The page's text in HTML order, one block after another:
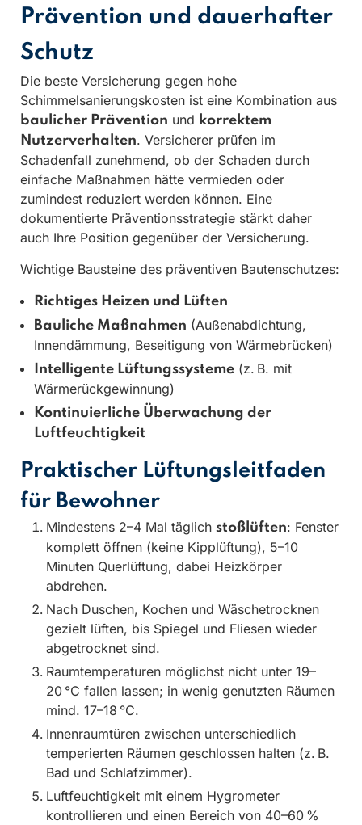
Prävention und dauerhafter
Schutz
Die beste Versicherung gegen hohe
Schimmelsanierungskosten ist eine Kombination aus
baulicher Prävention und korrektem
Nutzerverhalten. Versicherer prüfen im
Schadenfall zunehmend, ob der Schaden durch
einfache Maßnahmen hätte vermieden oder
zumindest reduziert werden können. Eine
dokumentierte Präventionsstrategie stärkt daher
auch Ihre Position gegenüber der Versicherung.
Wichtige Bausteine des präventiven Bautenschutzes:
Richtiges Heizen und Lüften
Bauliche Maßnahmen (Außenabdichtung,
Innendämmung, Beseitigung von Wärmebrücken)
Intelligente Lüftungssysteme (z. B. mit
Wärmerückgewinnung)
Kontinuierliche Überwachung der
Luftfeuchtigkeit
Praktischer Lüftungsleitfaden
für Bewohner
Mindestens 2–4 Mal täglich stoßlüften: Fenster
komplett öffnen (keine Kipplüftung), 5–10
Minuten Querlüftung, dabei Heizkörper
abdrehen.
Nach Duschen, Kochen und Wäschetrocknen
gezielt lüften, bis Spiegel und Fliesen wieder
abgetrocknet sind.
Raumtemperaturen möglichst nicht unter 19–
20 °C fallen lassen; in wenig genutzten Räumen
mind. 17–18 °C.
Innenraumtüren zwischen unterschiedlich
temperierten Räumen geschlossen halten (z. B.
Bad und Schlafzimmer).
Luftfeuchtigkeit mit einem Hygrometer
kontrollieren und einen Bereich von 40–60 %